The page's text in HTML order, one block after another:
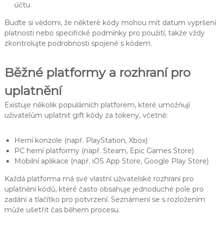
účtu.
Buďte si vědomi, že některé kódy mohou mít datum vypršení
platnosti nebo specifické podmínky pro použití, takže vždy
zkontrolujte podrobnosti spojené s kódem.
Běžné platformy a rozhraní pro
uplatnění
Existuje několik populárních platforem, které umožňují
uživatelům uplatnit gift kódy za tokeny, včetně:
Herní konzole (např. PlayStation, Xbox)
PC herní platformy (např. Steam, Epic Games Store)
Mobilní aplikace (např. iOS App Store, Google Play Store)
Každá platforma má své vlastní uživatelské rozhraní pro
uplatnění kódů, které často obsahuje jednoduché pole pro
zadání a tlačítko pro potvrzení. Seznámení se s rozložením
může ušetřit čas během procesu.